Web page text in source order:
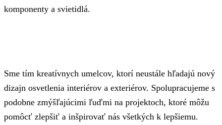
komponenty a svietidlá.
Sme tím kreatívnych umelcov, ktorí neustále hľadajú nový
dizajn osvetlenia interiérov a exteriérov. Spolupracujeme s
podobne zmýšľajúcimi ľuďmi na projektoch, ktoré môžu
pomôcť zlepšiť a inšpirovať nás všetkých k lepšiemu.